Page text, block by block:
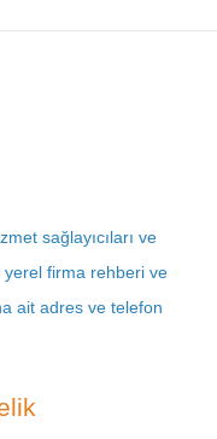
sağlayıcıları ve
yerel firma rehberi ve
ait adres ve telefon